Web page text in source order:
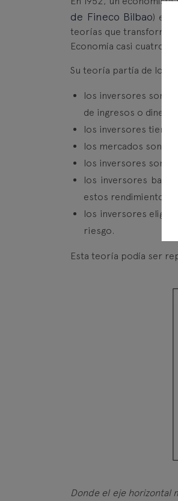
de Fineco Bilbao)
teorías que
Economía casi cuatro
Su teoría partía de los
los inversores son
de ingresos o dinero.
los inversores
los mercados son
los inversores son
los inversores
estos rendimientos
los inversores
riesgo.
Esta teoría podía ser
Donde el eje horizontal